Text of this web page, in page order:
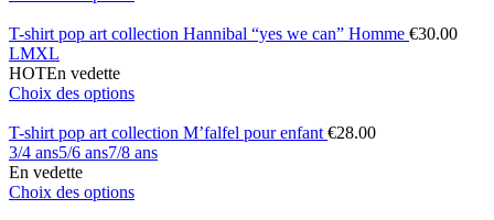
T-shirt pop art collection Hannibal “yes we can” Homme €30.00
LMXL
HOTEn vedette
Choix des options
T-shirt pop art collection M’falfel pour enfant €28.00
3/4 ans5/6 ans7/8 ans
En vedette
Choix des options